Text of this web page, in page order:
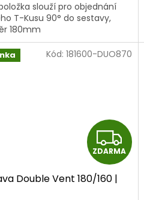
slouží pro objednání
T-Kusu 90° do sestavy,
180mm
Z
D
ZDARMA
Double Vent 180/160 |
Kód: 181600-DUO870